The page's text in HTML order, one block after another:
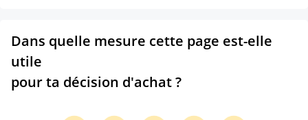
Dans quelle mesure cette page est-elle
utile
pour ta décision d'achat ?